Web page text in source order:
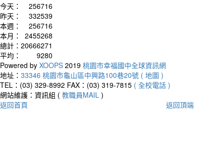
今天：
256716
昨天：
332539
本週：
256716
本月：
2455268
總計： 20666271
平均：
9280
Powered by XOOPS 2019 桃園市幸福國中全球資訊網
地址： 33346 桃園市龜山區中興路100巷20號 ( 地圖 )
TEL：(03) 329-8992 FAX：(03) 319-7815 ( 全校電話 )
網站維護：資訊組 ( 教職員MAIL )
返回首頁
返回頂端